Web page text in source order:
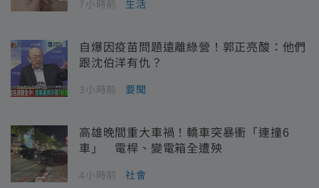
7小時前 生活
自爆因疫苗問題遠離綠營！郭正亮酸：他們
跟沈伯洋有仇？
3小時前 要聞
高雄晚間重大車禍！轎車突暴衝「連撞6
車」 電桿、變電箱全遭殃
4小時前 社會